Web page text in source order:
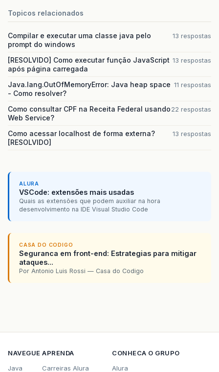
Topicos relacionados
Compilar e executar uma classe java pelo
prompt do windows
13 respostas
[RESOLVIDO] Como executar função JavaScript
após página carregada
13 respostas
Java.lang.OutOfMemoryError: Java heap space
- Como resolver?
11 respostas
Como consultar CPF na Receita Federal usando
Web Service?
22 respostas
Como acessar localhost de forma externa?
[RESOLVIDO]
13 respostas
ALURA
VSCode: extensões mais usadas
Quais as extensões que podem auxiliar na hora
desenvolvimento na IDE Visual Studio Code
CASA DO CODIGO
Seguranca em front-end: Estrategias para mitigar
ataques...
Por Antonio Luis Rossi — Casa do Codigo
NAVEGUE
Java
APRENDA
Carreiras Alura
CONHECA O GRUPO
Alura